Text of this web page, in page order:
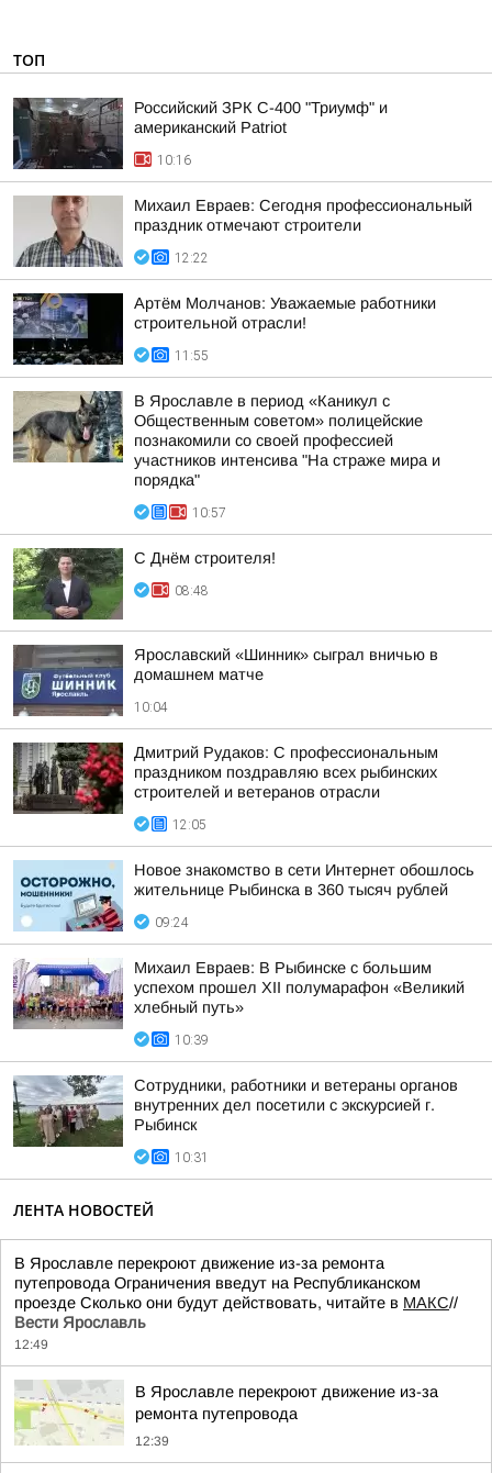
ТОП
Российский ЗРК С-400 "Триумф" и
американский Patriot
10:16
Михаил Евраев: Сегодня профессиональный
праздник отмечают строители
12:22
Артём Молчанов: Уважаемые работники
строительной отрасли!
11:55
В Ярославле в период «Каникул с
Общественным советом» полицейские
познакомили со своей профессией
участников интенсива "На страже мира и
порядка"
10:57
С Днём строителя!
08:48
Ярославский «Шинник» сыграл вничью в
домашнем матче
10:04
Дмитрий Рудаков: С профессиональным
праздником поздравляю всех рыбинских
строителей и ветеранов отрасли
12:05
Новое знакомство в сети Интернет обошлось
жительнице Рыбинска в 360 тысяч рублей
09:24
Михаил Евраев: В Рыбинске с большим
успехом прошел XII полумарафон «Великий
хлебный путь»
10:39
Сотрудники, работники и ветераны органов
внутренних дел посетили с экскурсией г.
Рыбинск
10:31
ЛЕНТА НОВОСТЕЙ
В Ярославле перекроют движение из-за ремонта
путепровода Ограничения введут на Республиканском
проезде Сколько они будут действовать, читайте в МАКС//
Вести Ярославль
12:49
В Ярославле перекроют движение из-за
ремонта путепровода
12:39